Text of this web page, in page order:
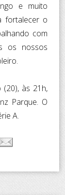
e muito
fortalecer o
com
os nossos
às 21h,
Parque. O
A.